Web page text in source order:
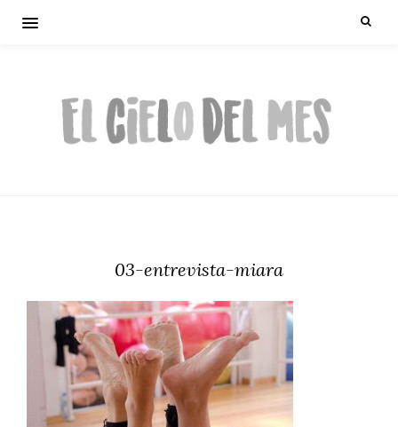
03-entrevista-miara